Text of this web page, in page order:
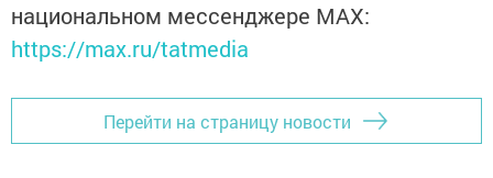
национальном мессенджере MАХ:
https://max.ru/tatmedia
Перейти на страницу новости